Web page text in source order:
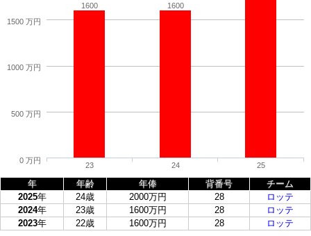
1600 1600
23 24 25
0 万円
500 万円
1000 万円
1500 万円
年 年齢 年俸 背番号
チーム
2025年 24歳 2000万円 28
ロッテ
2024年 23歳 1600万円 28
ロッテ
2023年 22歳 1600万円 28 ロッテ